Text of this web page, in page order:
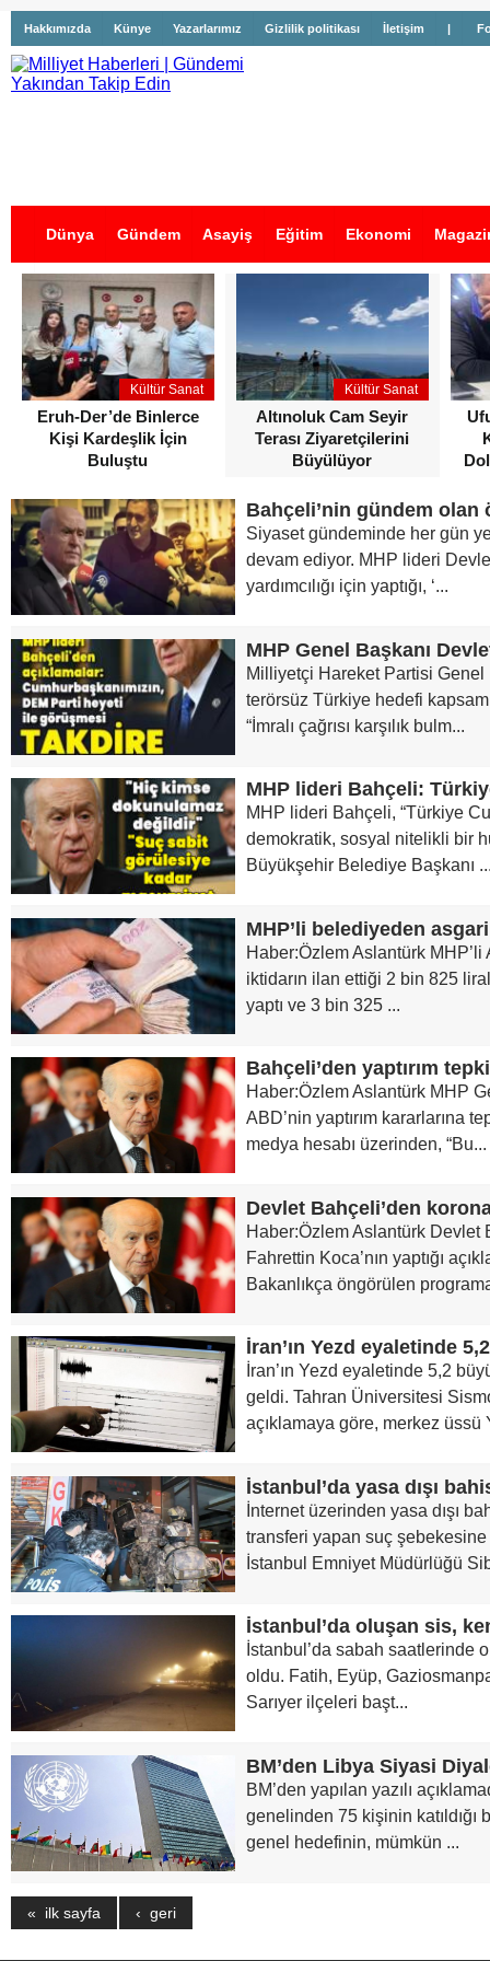
Hakkımızda Künye Yazarlarımız Gizlilik politikası İletişim |
Dünya Gündem Asayiş Eğitim Ekonomi
İş İlanları
Kültür Sanat
Eruh-Der’de Binlerce
Kişi Kardeşlik İçin
Buluştu
Kültür Sanat
Altınoluk Cam Seyir
Terası Ziyaretçilerini
Büyülüyor
Siyaset gündeminde her gün
devam ediyor. MHP lideri
yardımcılığı için yaptığı, ‘...
Milliyetçi Hareket Partisi
terörsüz Türkiye hedefi
“İmralı çağrısı karşılık bulm...
MHP lideri Bahçeli:
MHP lideri Bahçeli, “Türkiye
demokratik, sosyal nitelikli bir
Büyükşehir Belediye Başkanı
MHP’li belediyeden
Haber:Özlem Aslantürk
iktidarın ilan ettiği 2 bin 825
yaptı ve 3 bin 325 ...
Bahçeli’den yaptırım
Haber:Özlem Aslantürk MHP
ABD’nin yaptırım kararlarına
medya hesabı üzerinden, “Bu...
Devlet Bahçeli’den
Haber:Özlem Aslantürk Devlet
Fahrettin Koca’nın yaptığı
Bakanlıkça öngörülen
İran’ın Yezd eyaletinde 5,2
geldi. Tahran Üniversitesi
açıklamaya göre, merkez üssü
İstanbul’da yasa dışı
İnternet üzerinden yasa dışı
transferi yapan suç
İstanbul Emniyet Müdürlüğü
İstanbul’da oluşan sis,
İstanbul’da sabah saatlerinde
oldu. Fatih, Eyüp,
Sarıyer ilçeleri başt...
BM’den Libya Siyasi
BM’den yapılan yazılı
genelinden 75 kişinin katıldığı
genel hedefinin, mümkün ...
« ilk sayfa ‹ geri